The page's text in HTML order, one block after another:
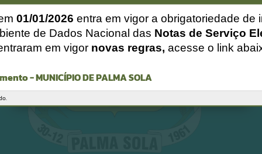
01/01/2026 entra em vigor a obrigatoriedade de
de Dados Nacional das Notas de Serviço
em vigor novas regras, acesse o link
- MUNICÍPIO DE PALMA SOLA
CÓDIGO DA MENSAGEM: EST-000040
Ocorreu um erro de script:
Uncaught SyntaxError: Unexpected token '('
https://palmasola.atende.net/cidadao/pagina/static/bundle/wpo_ind
ex_2_base_l2_portal_editores_sync_51eae23a948e64315f37e4869ad2
Verificar Mais Detalhes